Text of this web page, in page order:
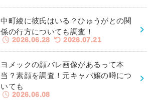
中町綾に彼氏はいる？ひゅうがとの関
係の行方についても調査！
2026.06.28 2026.07.21
ヨメックの顔バレ画像があるって本
当？素顔を調査！元キャバ嬢の噂につ
いても
2026.06.08